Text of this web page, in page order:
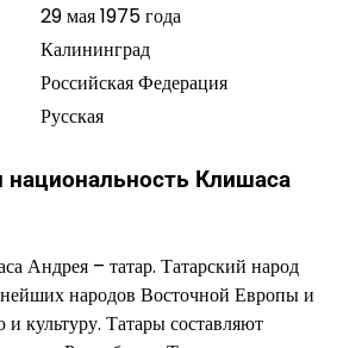
29 мая 1975 года
Калининград
Российская Федерация
Русская
национальность Клишаса
Андрея – татар. Татарский народ
народов Восточной Европы и
культуру. Татары составляют